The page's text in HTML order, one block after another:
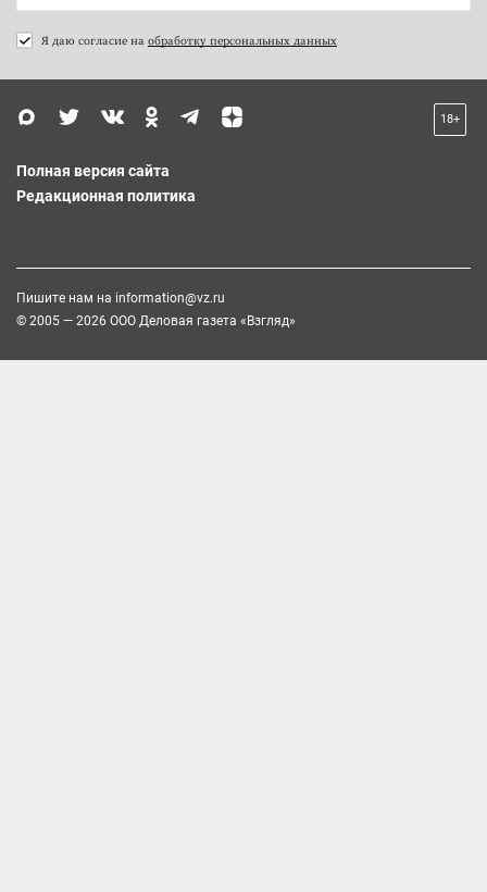
Я даю согласие на обработку персональных данных
18+
Полная версия сайта
Редакционная политика
Пишите нам на information@vz.ru
© 2005 — 2026 ООО Деловая газета «Взгляд»